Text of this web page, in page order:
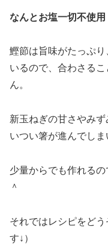
なんとお塩一切不使用
鰹節は旨味がたっぷ
いるので、合わさる
ん。
新玉ねぎの甘さやみ
いつい箸が進んでしま
少量からでも作れる
＾
それではレシピをど
す↓）